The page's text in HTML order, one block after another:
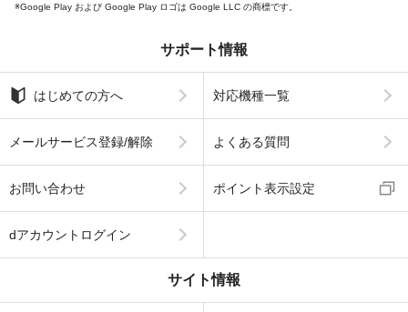
Google Play および Google Play ロゴは Google LLC の商標です。
サポート情報
はじめての方へ 対応機種一覧
メールサービス登録/解除 よくある質問
お問い合わせ ポイント表示設定
dアカウントログイン
サイト情報